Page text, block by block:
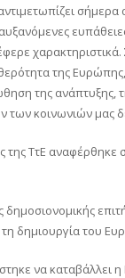
της
της ανάπτυξης,
κοινωνιών μας
της ΤτΕ
δημιουργία του
να καταβάλλει